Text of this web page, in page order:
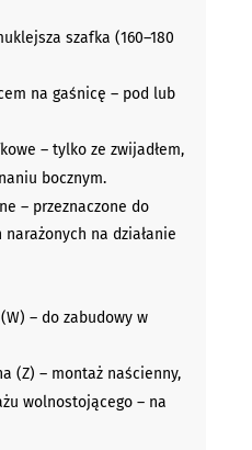
szafka (160–180
na gaśnicę – pod lub
– tylko ze zwijadłem,
bocznym.
– przeznaczone do
na działanie
– do zabudowy w
(Z) – montaż naścienny,
wolnostojącego – na